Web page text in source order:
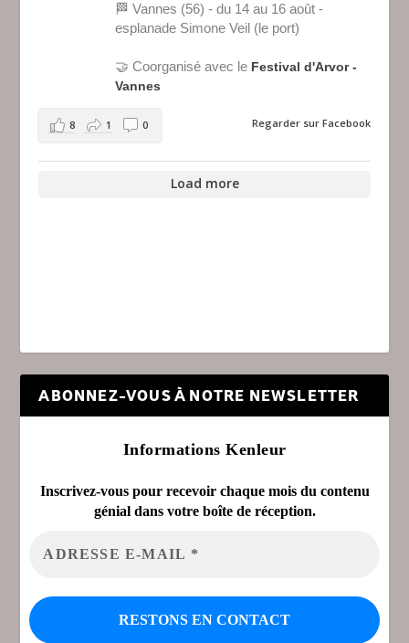
🏁 Vannes (56) - du 14 au 16 août -
esplanade Simone Veil (le port)
🤝 Coorganisé avec le Festival d'Arvor -
Vannes
Regarder sur Facebook
8 1 0
Load more
ABONNEZ-VOUS À NOTRE NEWSLETTER
Informations Kenleur
Inscrivez-vous pour recevoir chaque mois du contenu
génial dans votre boîte de réception.